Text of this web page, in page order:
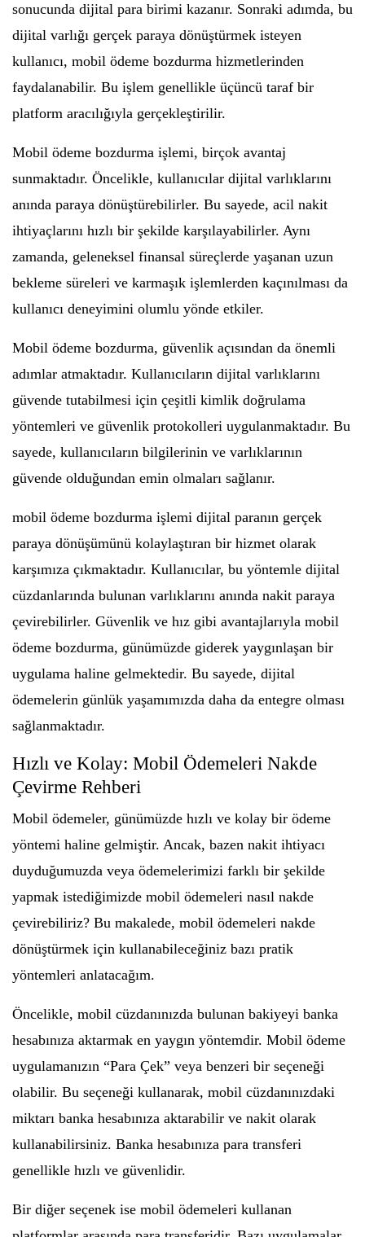
sonucunda dijital para birimi kazanır. Sonraki adımda, bu
dijital varlığı gerçek paraya dönüştürmek isteyen
kullanıcı, mobil ödeme bozdurma hizmetlerinden
faydalanabilir. Bu işlem genellikle üçüncü taraf bir
platform aracılığıyla gerçekleştirilir.
Mobil ödeme bozdurma işlemi, birçok avantaj
sunmaktadır. Öncelikle, kullanıcılar dijital varlıklarını
anında paraya dönüştürebilirler. Bu sayede, acil nakit
ihtiyaçlarını hızlı bir şekilde karşılayabilirler. Aynı
zamanda, geleneksel finansal süreçlerde yaşanan uzun
bekleme süreleri ve karmaşık işlemlerden kaçınılması da
kullanıcı deneyimini olumlu yönde etkiler.
Mobil ödeme bozdurma, güvenlik açısından da önemli
adımlar atmaktadır. Kullanıcıların dijital varlıklarını
güvende tutabilmesi için çeşitli kimlik doğrulama
yöntemleri ve güvenlik protokolleri uygulanmaktadır. Bu
sayede, kullanıcıların bilgilerinin ve varlıklarının
güvende olduğundan emin olmaları sağlanır.
mobil ödeme bozdurma işlemi dijital paranın gerçek
paraya dönüşümünü kolaylaştıran bir hizmet olarak
karşımıza çıkmaktadır. Kullanıcılar, bu yöntemle dijital
cüzdanlarında bulunan varlıklarını anında nakit paraya
çevirebilirler. Güvenlik ve hız gibi avantajlarıyla mobil
ödeme bozdurma, günümüzde giderek yaygınlaşan bir
uygulama haline gelmektedir. Bu sayede, dijital
ödemelerin günlük yaşamımızda daha da entegre olması
sağlanmaktadır.
Hızlı ve Kolay: Mobil Ödemeleri Nakde
Çevirme Rehberi
Mobil ödemeler, günümüzde hızlı ve kolay bir ödeme
yöntemi haline gelmiştir. Ancak, bazen nakit ihtiyacı
duyduğumuzda veya ödemelerimizi farklı bir şekilde
yapmak istediğimizde mobil ödemeleri nasıl nakde
çevirebiliriz? Bu makalede, mobil ödemeleri nakde
dönüştürmek için kullanabileceğiniz bazı pratik
yöntemleri anlatacağım.
Öncelikle, mobil cüzdanınızda bulunan bakiyeyi banka
hesabınıza aktarmak en yaygın yöntemdir. Mobil ödeme
uygulamanızın “Para Çek” veya benzeri bir seçeneği
olabilir. Bu seçeneği kullanarak, mobil cüzdanınızdaki
miktarı banka hesabınıza aktarabilir ve nakit olarak
kullanabilirsiniz. Banka hesabınıza para transferi
genellikle hızlı ve güvenlidir.
Bir diğer seçenek ise mobil ödemeleri kullanan